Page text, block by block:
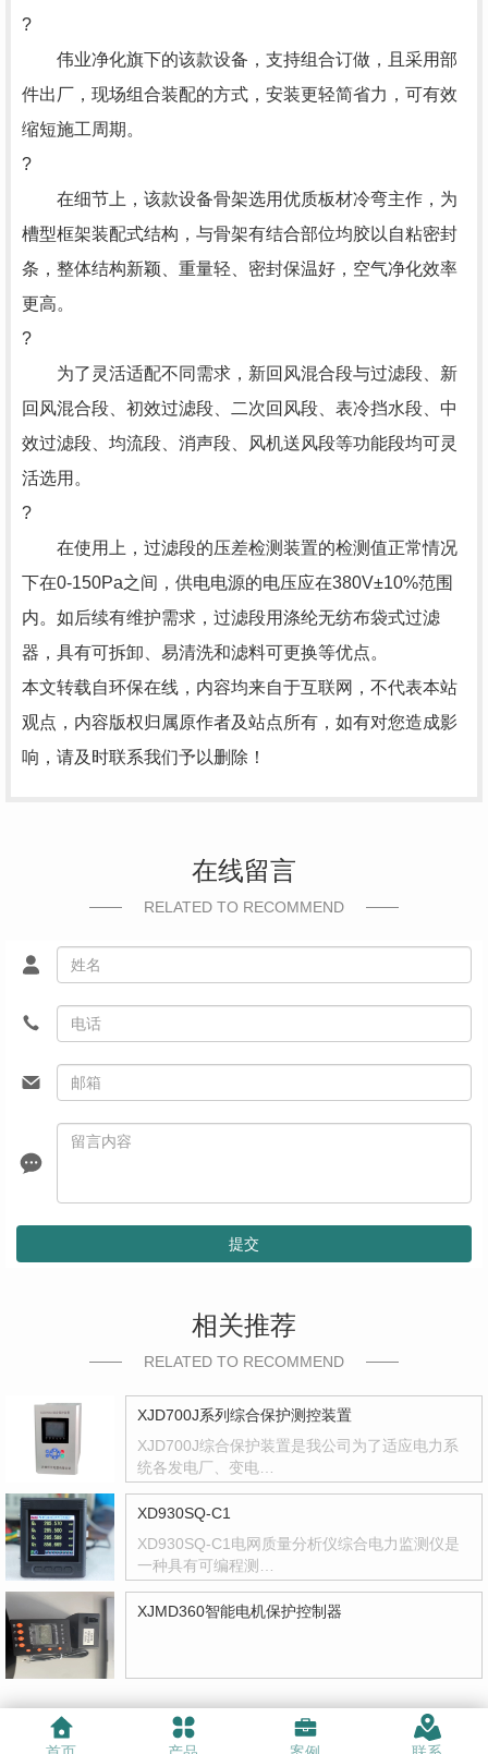
?
伟业净化旗下的该款设备，支持组合订做，且采用部
件出厂，现场组合装配的方式，安装更轻简省力，可有效
缩短施工周期。
?
在细节上，该款设备骨架选用优质板材冷弯主作，为
槽型框架装配式结构，与骨架有结合部位均胶以自粘密封
条，整体结构新颖、重量轻、密封保温好，空气净化效率
更高。
?
为了灵活适配不同需求，新回风混合段与过滤段、新
回风混合段、初效过滤段、二次回风段、表冷挡水段、中
效过滤段、均流段、消声段、风机送风段等功能段均可灵
活选用。
?
在使用上，过滤段的压差检测装置的检测值正常情况
下在0-150Pa之间，供电电源的电压应在380V±10%范围
内。如后续有维护需求，过滤段用涤纶无纺布袋式过滤
器，具有可拆卸、易清洗和滤料可更换等优点。
本文转载自环保在线，内容均来自于互联网，不代表本站
观点，内容版权归属原作者及站点所有，如有对您造成影
响，请及时联系我们予以删除！
在线留言
RELATED TO RECOMMEND
提交
相关推荐
RELATED TO RECOMMEND
XJD700J系列综合保护测控装置
XJD700J综合保护装置是我公司为了适应电力系
统各发电厂、变电…
XD930SQ-C1
XD930SQ-C1电网质量分析仪综合电力监测仪是
一种具有可编程测…
XJMD360智能电机保护控制器